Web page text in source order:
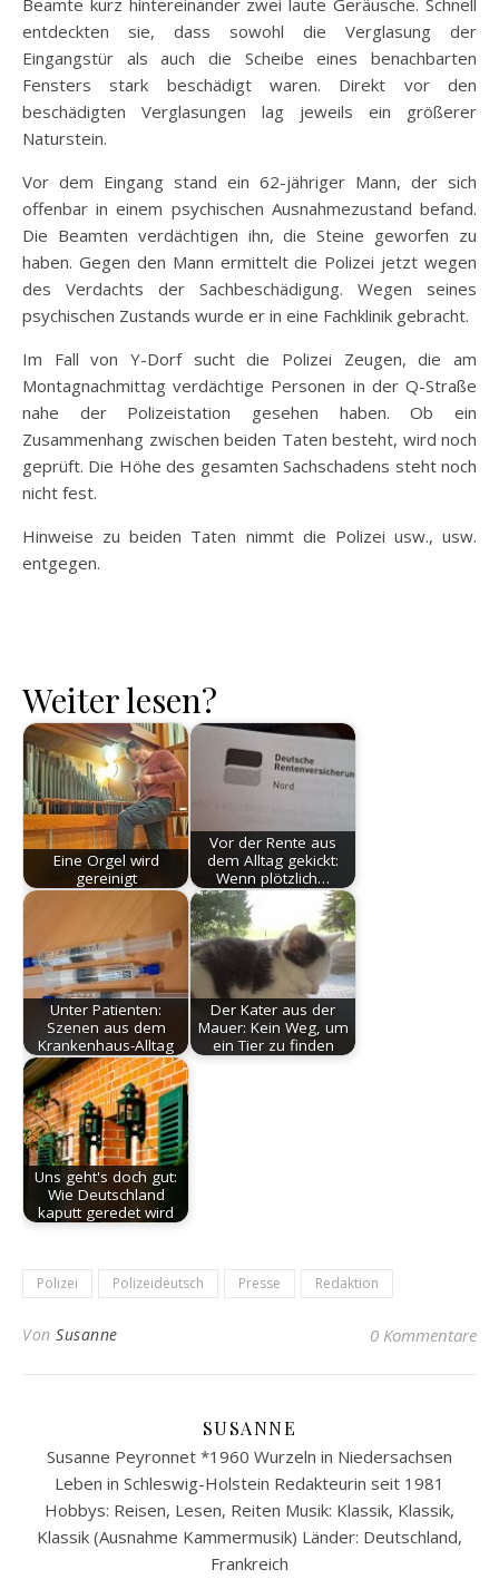
Beamte kurz hintereinander zwei laute Geräusche. Schnell
entdeckten sie, dass sowohl die Verglasung der
Eingangstür als auch die Scheibe eines benachbarten
Fensters stark beschädigt waren. Direkt vor den
beschädigten Verglasungen lag jeweils ein größerer
Naturstein.
Vor dem Eingang stand ein 62-jähriger Mann, der sich
offenbar in einem psychischen Ausnahmezustand befand.
Die Beamten verdächtigen ihn, die Steine geworfen zu
haben. Gegen den Mann ermittelt die Polizei jetzt wegen
des Verdachts der Sachbeschädigung. Wegen seines
psychischen Zustands wurde er in eine Fachklinik gebracht.
Im Fall von Y-Dorf sucht die Polizei Zeugen, die am
Montagnachmittag verdächtige Personen in der Q-Straße
nahe der Polizeistation gesehen haben. Ob ein
Zusammenhang zwischen beiden Taten besteht, wird noch
geprüft. Die Höhe des gesamten Sachschadens steht noch
nicht fest.
Hinweise zu beiden Taten nimmt die Polizei usw., usw.
entgegen.
Weiter lesen?
Eine Orgel wird
gereinigt
Vor der Rente aus
dem Alltag gekickt:
Wenn plötzlich…
Unter Patienten:
Szenen aus dem
Krankenhaus-Alltag
Der Kater aus der
Mauer: Kein Weg, um
ein Tier zu finden
Uns geht's doch gut:
Wie Deutschland
kaputt geredet wird
Polizei Polizeideutsch Presse Redaktion
Von Susanne 0 Kommentare
SUSANNE
Susanne Peyronnet *1960 Wurzeln in Niedersachsen
Leben in Schleswig-Holstein Redakteurin seit 1981
Hobbys: Reisen, Lesen, Reiten Musik: Klassik, Klassik,
Klassik (Ausnahme Kammermusik) Länder: Deutschland,
Frankreich